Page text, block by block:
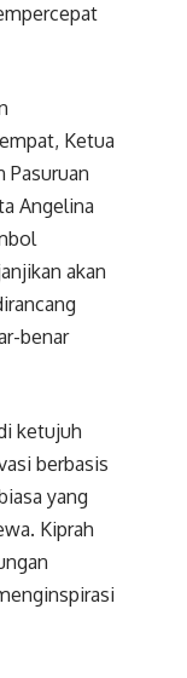
Ketua
Pasuruan
Angelina
akan
benar
ketujuh
berbasis
yang
Kiprah